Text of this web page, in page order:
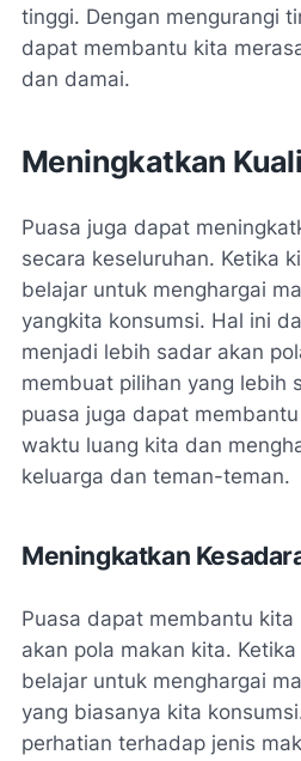
tinggi. Dengan mengurangi
dapat membantu kita
dan damai.
Meningkatkan
Puasa juga dapat
secara keseluruhan. Ketika
belajar untuk menghargai
yangkita konsumsi. Hal ini
menjadi lebih sadar akan
membuat pilihan yang lebih
puasa juga dapat
waktu luang kita dan
keluarga dan teman-teman.
Meningkatkan
Puasa dapat membantu
akan pola makan kita.
belajar untuk menghargai
yang biasanya kita
perhatian terhadap jenis